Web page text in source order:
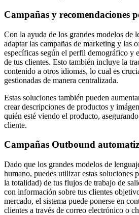
Campañas y recomendaciones
Con la ayuda de los grandes modelos de
adaptar las campañas de marketing y las
específicas según el perfil demográfico y
de tus clientes. Esto también incluye la
contenido a otros idiomas, lo cual es
gestionadas de manera centralizada.
Estas soluciones también pueden
crear descripciones de productos y
quién esté viendo el producto,
cliente.
Campañas Outbound
Dado que los grandes modelos de
humano, puedes utilizar estas soluciones
la totalidad) de tus flujos de trabajo de
con información sobre tus clientes
mercado, el sistema puede ponerse en
clientes a través de correo electrónico o